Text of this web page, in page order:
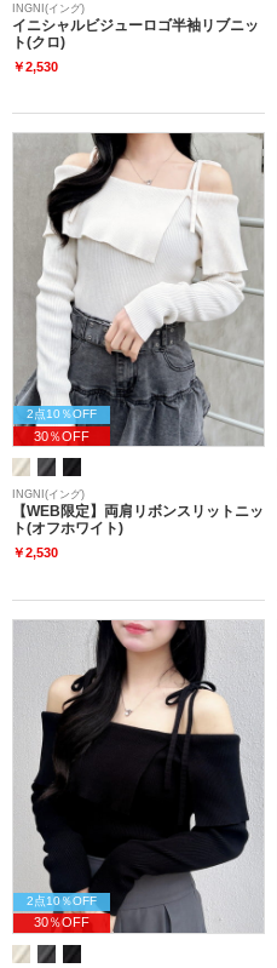
INGNI(イング)
イニシャルビジューロゴ半袖リブニッ
ト(クロ)
￥2,530
2点10％OFF
30％OFF
INGNI(イング)
【WEB限定】両肩リボンスリットニッ
ト(オフホワイト)
￥2,530
2点10％OFF
30％OFF